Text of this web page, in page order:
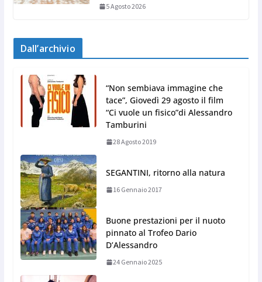
5 Agosto 2026
Dall’archivio
“Non sembiava immagine che
tace”, Giovedì 29 agosto il film
“Ci vuole un fisico”di Alessandro
Tamburini
28 Agosto 2019
SEGANTINI, ritorno alla natura
16 Gennaio 2017
Buone prestazioni per il nuoto
pinnato al Trofeo Dario
D’Alessandro
24 Gennaio 2025